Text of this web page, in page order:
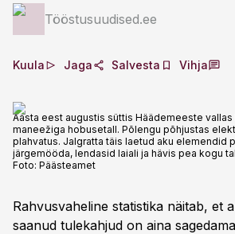
Tööstusuudised.ee
Kuula Jaga Salvesta Vihja
Aasta eest augustis süttis Häädemeeste vallas
maneežiga hobusetall. Põlengu põhjustas
plahvatus. Jalgratta täis laetud aku elemendid
järgemööda, lendasid laiali ja hävis pea kogu
Foto: Päästeamet
Rahvusvaheline statistika näitab, et
saanud tulekahjud on aina